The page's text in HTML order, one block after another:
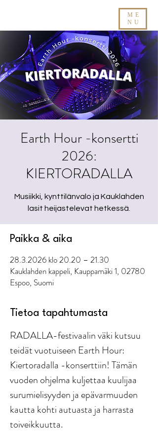
ME
NU
Earth Hour -konsertti
2026:
KIERTORADALLA
Musiikki, kynttilänvalo ja Kauklahden
lasit heijastelevat hetkessä.
Paikka & aika
28.3.2026 klo 20.20 – 21.30
Kauklahden kappeli, Kauppamäki 1, 02780
Espoo, Suomi
Tietoa tapahtumasta
RADALLA-festivaalin väki kutsuu
teidät vuotuiseen Earth Hour:
Kiertoradalla -konserttiin! Tämän
vuoden ohjelma kuljettaa kuulijaa
surumielisyyden ja epävarmuuden
kautta kohti autuasta ja harrasta
toiveikkuutta.